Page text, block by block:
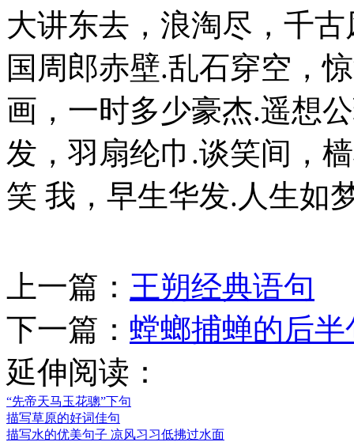
大讲东去，浪淘尽，千
国周郎赤壁.乱石穿空，
画，一时多少豪杰.遥想
发，羽扇纶巾.谈笑间，
笑 我，早生华发.人生如
上一篇： 王朔经典语句
下一篇： 螳螂捕蝉的后
延伸阅读：
“先帝天马玉花骢”下句
描写草原的好词佳句
描写水的优美句子 凉风习习低拂过水面